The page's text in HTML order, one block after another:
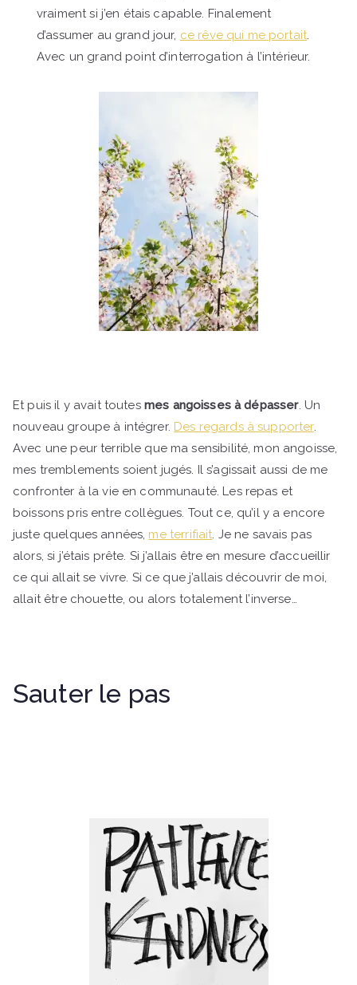
vraiment si j’en étais capable. Finalement
d’assumer au grand jour, ce rêve qui me portait.
Avec un grand point d’interrogation à l’intérieur.
Et puis il y avait toutes mes angoisses à dépasser. Un
nouveau groupe à intégrer. Des regards à supporter.
Avec une peur terrible que ma sensibilité, mon angoisse,
mes tremblements soient jugés. Il s’agissait aussi de me
confronter à la vie en communauté. Les repas et
boissons pris entre collègues. Tout ce, qu’il y a encore
juste quelques années, me terrifiait. Je ne savais pas
alors, si j’étais prête. Si j’allais être en mesure d’accueillir
ce qui allait se vivre. Si ce que j’allais découvrir de moi,
allait être chouette, ou alors totalement l’inverse…
Sauter le pas